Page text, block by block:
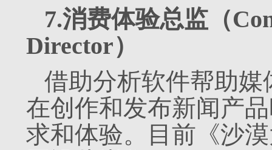
7.消费体验总监（
Director）
借助分析软件帮助
在创作和发布新闻产
求和体验。目前《沙漠